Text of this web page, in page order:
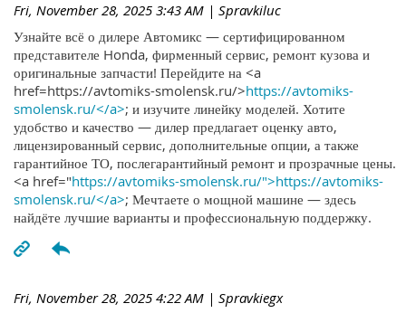
Fri, November 28, 2025 3:43 AM | Spravkiluc
Узнайте всё о дилере Автомикс — сертифицированном
представителе Honda, фирменный сервис, ремонт кузова и
оригинальные запчасти! Перейдите на <a
href=https://avtomiks-smolensk.ru/>https://avtomiks-
smolensk.ru/</a>; и изучите линейку моделей. Хотите
удобство и качество — дилер предлагает оценку авто,
лицензированный сервис, дополнительные опции, а также
гарантийное ТО, послегарантийный ремонт и прозрачные цены.
<a href="https://avtomiks-smolensk.ru/">https://avtomiks-
smolensk.ru/</a>; Мечтаете о мощной машине — здесь
найдёте лучшие варианты и профессиональную поддержку.
Fri, November 28, 2025 4:22 AM | Spravkiegx